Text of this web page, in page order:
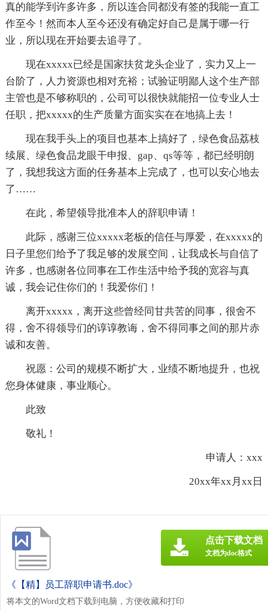
真的能学到许多许多，所以连合同都没有签的我能一直工
作至今！然而本人至今还没有确定好自己是属于哪一行
业，所以现在开始要去追寻了。
现在xxxxx已经是国家扶贫龙头企业了，实力又上一
台阶了，人力资源也相对充裕；试验证明鄙人这个生产部
主管也是不够称职的，公司可以很快就能招一位专业人士
任职，把xxxxx的生产质量方面实实在在地搞上去！
现在我手头上的项目也基本上搞好了，绿色食品荔枝
续展、绿色食品龙眼干申报、gap、qs等等，都已经明朗
了，我想我这方面的任务基本上完成了，也可以安心地去
了……
在此，希望领导批准本人的辞职申请！
此际，感谢三位xxxxx老板的信任与厚爱，在xxxxx的
日子里您们给予了我足够的发展空间，让我成长与自信了
许多，也感谢各位同事在工作生活中给予我的宽容与真
诚，我会记住你们的！我爱你们！
离开xxxxx，离开这些曾经同甘共苦的同事，很舍不
得，舍不得领导们的谆谆教诲，舍不得同事之间的那片赤
诚和友善。
祝愿：公司的规模不断扩大，业绩不断地提升，也祝
您身体健康，事业顺心。
此致
敬礼！
申请人：xxx
20xx年xx月xx日
《【精】员工辞职申请书.doc》
将本文的Word文档下载到电脑，方便收藏和打印
点击下载文档
文档为doc格式